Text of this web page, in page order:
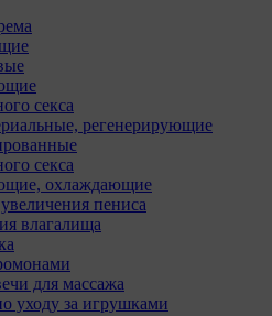
секса
регенерирующие
секса
охлаждающие
пениса
влагалища
для массажа
уходу за игрушками